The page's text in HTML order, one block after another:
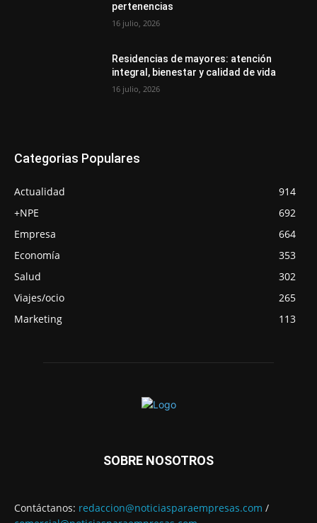
pertenencias
16 julio, 2026
Residencias de mayores: atención
integral, bienestar y calidad de vida
16 julio, 2026
Categorias Populares
Actualidad
914
+NPE
692
Empresa
664
Economía
353
Salud
302
Viajes/ocio
265
Marketing
113
SOBRE NOSOTROS
Contáctanos: redaccion@noticiasparaempresas.com /